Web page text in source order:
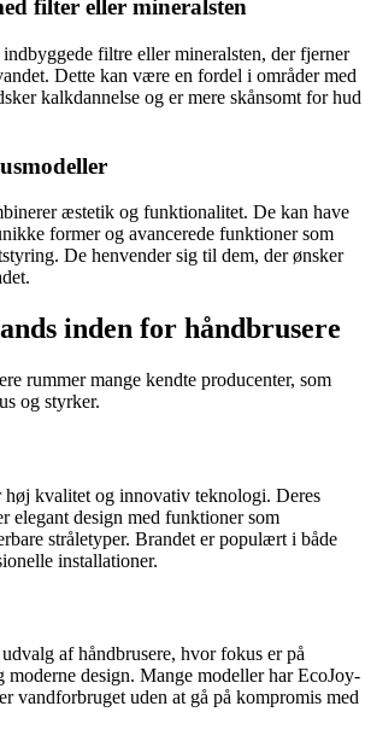
filter eller mineralsten
filtre eller mineralsten, der fjerner
Dette kan være en fordel i områder med
kalkdannelse og er mere skånsomt for hud
æstetik og funktionalitet. De kan have
former og avancerede funktioner som
De henvender sig til dem, der ønsker
inden for håndbrusere
rummer mange kendte producenter, som
og styrker.
høj kvalitet og innovativ teknologi. Deres
elegant design med funktioner som
stråletyper. Brandet er populært i både
installationer.
af håndbrusere, hvor fokus er på
design. Mange modeller har EcoJoy-
vandforbruget uden at gå på kompromis med